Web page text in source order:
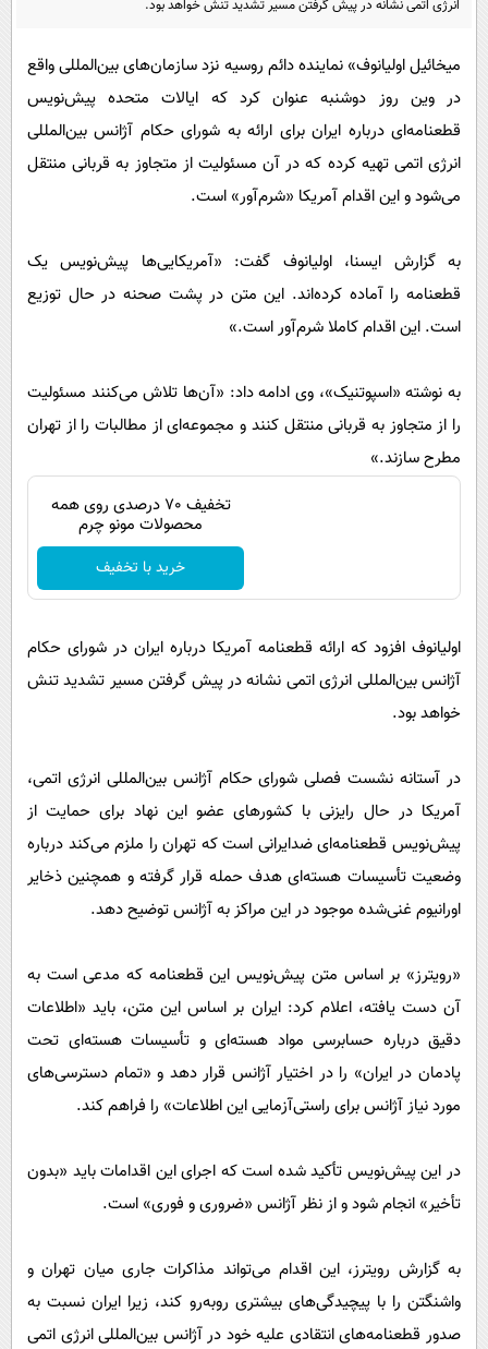
سرگرمی
گوناگون
حوادث
محیط زیست
سلامت
فرهنگی
بین الملل
اجتماعی
پیامک
دانلود
انرژی اتمی نشانه در پیش گرفتن مسیر تشدید تنش خواهد بود.
میخائیل اولیانوف» نماینده دائم روسیه نزد سازمان‌های بین‌المللی واقع
در وین روز دوشنبه عنوان کرد که ایالات متحده پیش‌نویس
قطعنامه‌ای درباره ایران برای ارائه به شورای حکام آژانس بین‌المللی
انرژی اتمی تهیه کرده که در آن مسئولیت از متجاوز به قربانی منتقل
می‌شود و این اقدام آمریکا «شرم‌آور» است.
به گزارش ایسنا، اولیانوف گفت: «آمریکایی‌ها پیش‌نویس یک
قطعنامه را آماده کرده‌اند. این متن در پشت صحنه در حال توزیع
است. این اقدام کاملا شرم‌آور است.»
به نوشته «اسپوتنیک»، وی ادامه داد: «آن‌ها تلاش می‌کنند مسئولیت
را از متجاوز به قربانی منتقل کنند و مجموعه‌ای از مطالبات را از تهران
مطرح سازند.»
تخفیف 70 درصدی روی همه
محصولات مونو چرم
خرید با تخفیف
اولیانوف افزود که ارائه قطعنامه آمریکا درباره ایران در شورای حکام
آژانس بین‌المللی انرژی اتمی نشانه در پیش گرفتن مسیر تشدید تنش
خواهد بود.
در آستانه نشست فصلی شورای حکام آژانس بین‌المللی انرژی اتمی،
آمریکا در حال رایزنی با کشورهای عضو این نهاد برای حمایت از
پیش‌نویس قطعنامه‌ای ضدایرانی است که تهران را ملزم می‌کند درباره
وضعیت تأسیسات هسته‌ای هدف حمله قرار گرفته و همچنین ذخایر
اورانیوم غنی‌شده موجود در این مراکز به آژانس توضیح دهد.
«رویترز» بر اساس متن پیش‌نویس این قطعنامه که مدعی است به
آن دست یافته، اعلام کرد: ایران بر اساس این متن، باید «اطلاعات
دقیق درباره حسابرسی مواد هسته‌ای و تأسیسات هسته‌ای تحت
پادمان در ایران» را در اختیار آژانس قرار دهد و «تمام دسترسی‌های
مورد نیاز آژانس برای راستی‌آزمایی این اطلاعات» را فراهم کند.
در این پیش‌نویس تأکید شده است که اجرای این اقدامات باید «بدون
تأخیر» انجام شود و از نظر آژانس «ضروری و فوری» است.
به گزارش رویترز، این اقدام می‌تواند مذاکرات جاری میان تهران و
واشنگتن را با پیچیدگی‌های بیشتری روبه‌رو کند، زیرا ایران نسبت به
صدور قطعنامه‌های انتقادی علیه خود در آژانس بین‌المللی انرژی اتمی